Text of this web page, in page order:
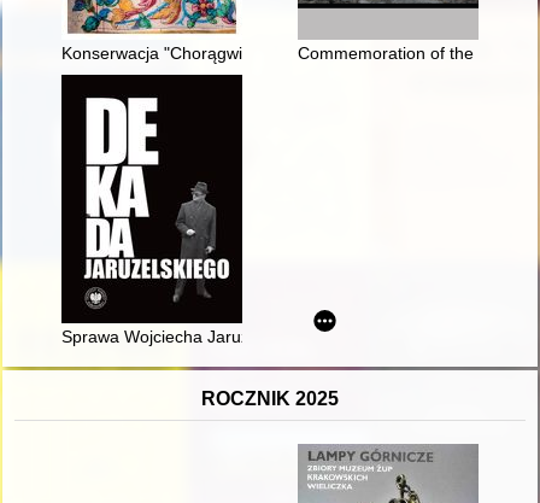
Konserwacja "Chorągwi kanonizacyjnej św. Jacka
Commemoration of the
Sprawa Wojciecha Jaruzelskiego : między historią a vox
ROCZNIK 2025